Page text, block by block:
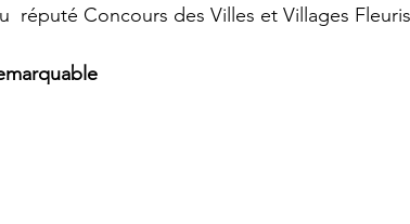
réputé Concours des Villes et Villages